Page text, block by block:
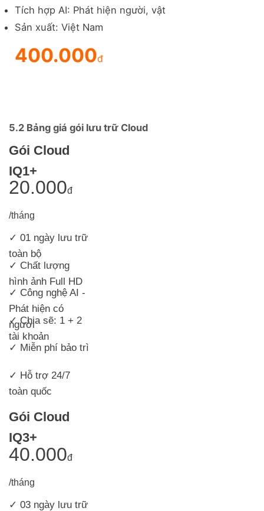
Tích hợp AI: Phát hiện người, vật
Sản xuất: Việt Nam
400.000đ
5.2 Bảng giá gói lưu trữ Cloud
Gói Cloud
IQ1+
20.000đ
/tháng
✓ 01 ngày lưu trữ
toàn bộ
✓ Chất lượng
hình ảnh Full HD
✓ Công nghệ AI -
Phát hiện có
người
✓ Chia sẽ: 1 + 2
tài khoản
✓ Miễn phí bảo trì
✓ Hỗ trợ 24/7
toàn quốc
Gói Cloud
IQ3+
40.000đ
/tháng
✓ 03 ngày lưu trữ